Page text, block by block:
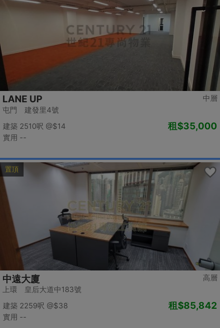
中層
LANE UP
屯門 建發里4號
建築 2510呎 @$14
實用 --
租$35,000
置頂
高層
中遠大廈
上環 皇后大道中183號
建築 2259呎 @$38
實用 --
租$85,842